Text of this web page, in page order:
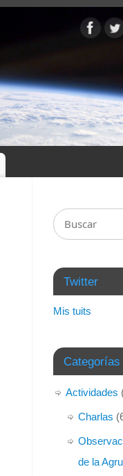
Twitter
Mis tuits
Categorías
Actividades
Charlas
de la